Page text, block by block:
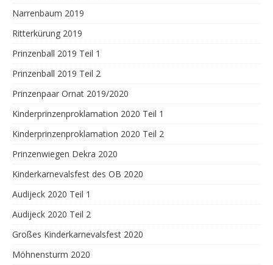
Narrenbaum 2019
Ritterkürung 2019
Prinzenball 2019 Teil 1
Prinzenball 2019 Teil 2
Prinzenpaar Ornat 2019/2020
Kinderprinzenproklamation 2020 Teil 1
Kinderprinzenproklamation 2020 Teil 2
Prinzenwiegen Dekra 2020
Kinderkarnevalsfest des OB 2020
Audijeck 2020 Teil 1
Audijeck 2020 Teil 2
Großes Kinderkarnevalsfest 2020
Möhnensturm 2020